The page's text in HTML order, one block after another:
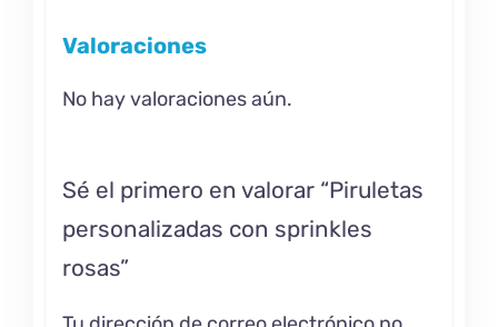
Valoraciones
No hay valoraciones aún.
Sé el primero en valorar “Piruletas
personalizadas con sprinkles
rosas”